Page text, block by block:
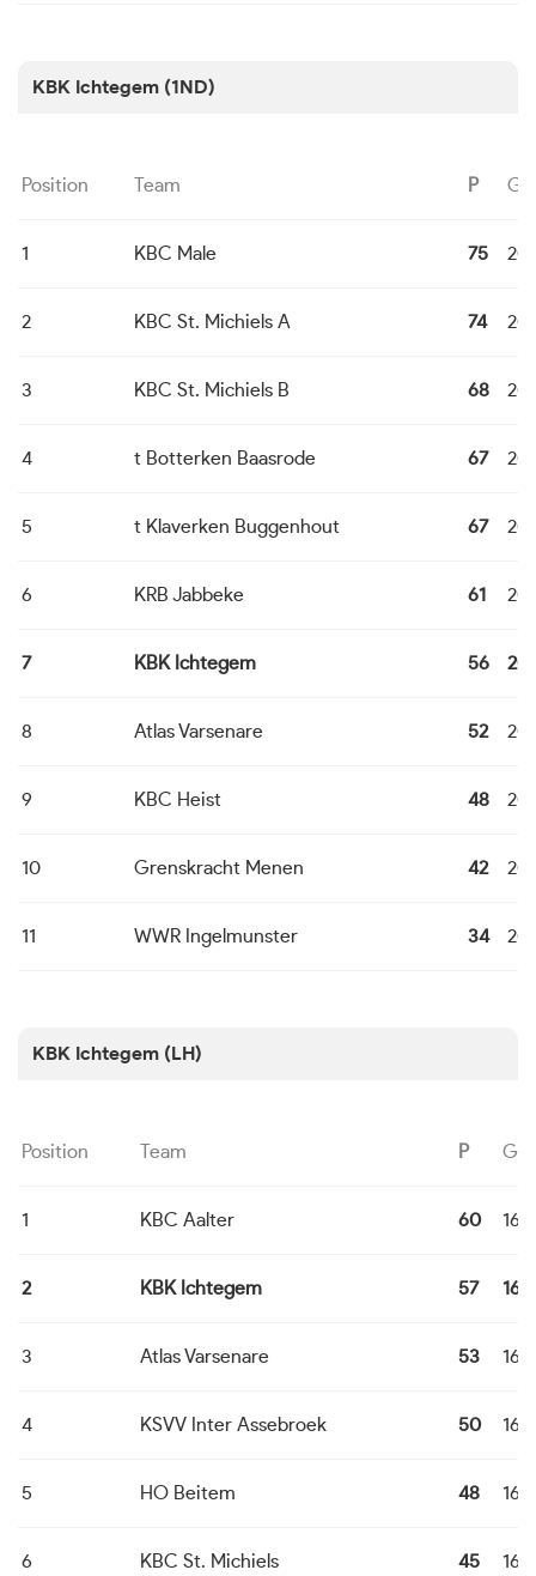
KBK Ichtegem (1ND)
Position Team P G
1 KBC Male 75 20
2 KBC St. Michiels A 74 20
3 KBC St. Michiels B 68 20
4 t Botterken Baasrode 67 20
5 t Klaverken Buggenhout 67 20
6 KRB Jabbeke 61 20
7 KBK Ichtegem 56 20
8 Atlas Varsenare 52 20
9 KBC Heist 48 20
10 Grenskracht Menen 42 20
11 WWR Ingelmunster 34 20
KBK Ichtegem (LH)
Position Team P G
1 KBC Aalter 60 16
2 KBK Ichtegem 57 16
3 Atlas Varsenare 53 16
4 KSVV Inter Assebroek 50 16
5 HO Beitem 48 16
6 KBC St. Michiels 45 16